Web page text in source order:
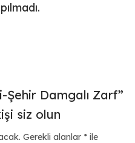
Şehir Damgalı Zarf”
siz olun
Gerekli alanlar * ile